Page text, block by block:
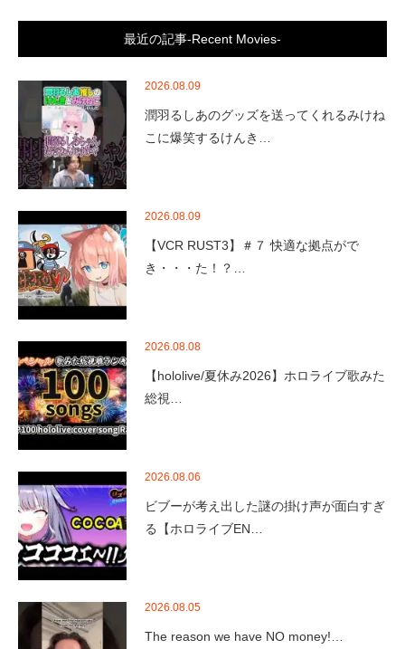
最近の記事-Recent Movies-
2026.08.09
潤羽るしあのグッズを送ってくれるみけね
こに爆笑するけんき…
2026.08.09
【VCR RUST3】＃７ 快適な拠点がで
き・・・た！？…
2026.08.08
【hololive/夏休み2026】ホロライブ歌みた
総視…
2026.08.06
ビブーが考え出した謎の掛け声が面白すぎ
る【ホロライブEN…
2026.08.05
The reason we have NO money!…